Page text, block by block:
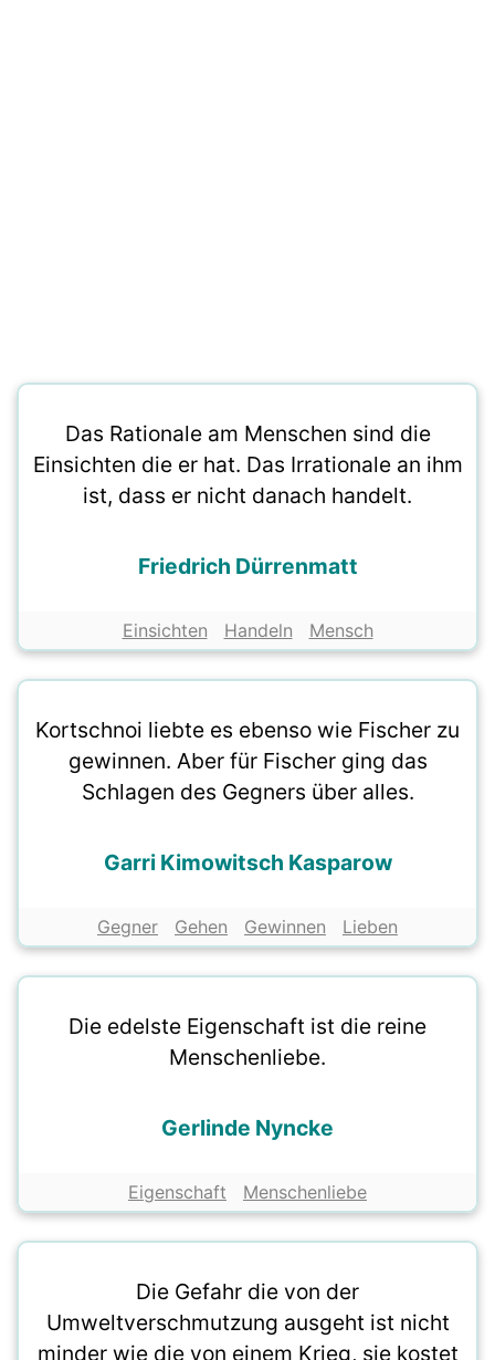
Das Rationale am Menschen sind die
Einsichten die er hat. Das Irrationale an ihm
ist, dass er nicht danach handelt.
Friedrich Dürrenmatt
Einsichten Handeln Mensch
Kortschnoi liebte es ebenso wie Fischer zu
gewinnen. Aber für Fischer ging das
Schlagen des Gegners über alles.
Garri Kimowitsch Kasparow
Gegner Gehen Gewinnen Lieben
Die edelste Eigenschaft ist die reine
Menschenliebe.
Gerlinde Nyncke
Eigenschaft Menschenliebe
Die Gefahr die von der
Umweltverschmutzung ausgeht ist nicht
minder wie die von einem Krieg, sie kostet